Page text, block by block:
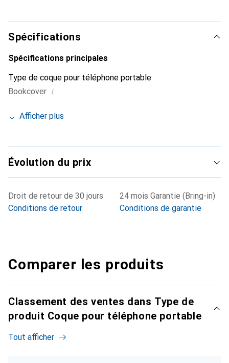
haute qualité, la marque Noreve est un choix sûr pour une
clientèle exigeante.
Spécifications
Spécifications principales
Type de coque pour téléphone portable
Bookcover i
Afficher plus
Évolution du prix
Droit de retour de 30 jours
Conditions de retour
24 mois Garantie (Bring-in)
Conditions de garantie
Comparer les produits
Classement des ventes dans Type de
produit Coque pour téléphone portable
Tout afficher